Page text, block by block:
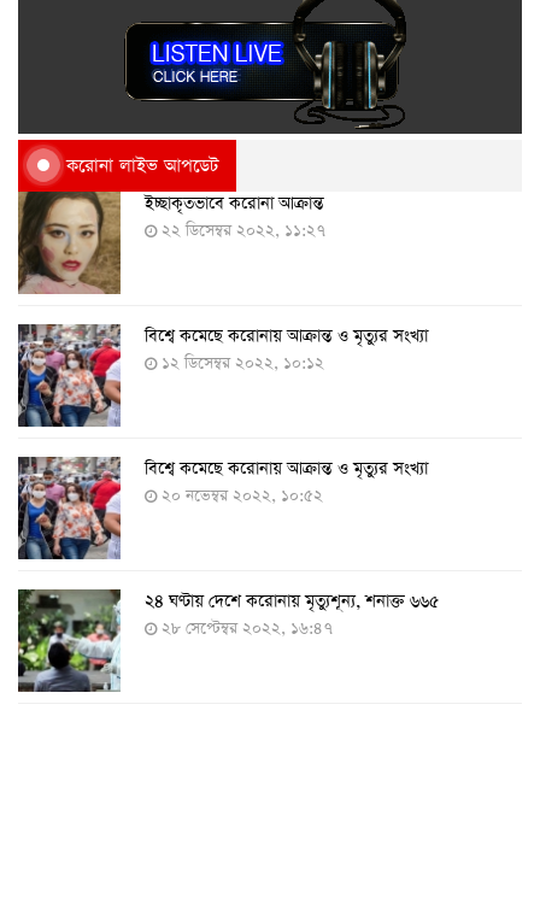
করোনা লাইভ আপডেট
ইচ্ছাকৃতভাবে করোনা আক্রান্ত
২২ ডিসেম্বর ২০২২, ১১:২৭
বিশ্বে কমেছে করোনায় আক্রান্ত ও মৃত্যুর সংখ্যা
১২ ডিসেম্বর ২০২২, ১০:১২
বিশ্বে কমেছে করোনায় আক্রান্ত ও মৃত্যুর সংখ্যা
২০ নভেম্বর ২০২২, ১০:৫২
২৪ ঘণ্টায় দেশে করোনায় মৃত্যুশূন্য, শনাক্ত ৬৬৫
২৮ সেপ্টেম্বর ২০২২, ১৬:৪৭